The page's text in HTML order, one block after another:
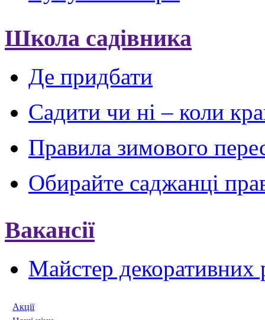
Школа садівника
Де придбати
Садити чи ні – коли
Правила зимового
Обирайте саджанці
Вакансії
Майстер декоративних
Акції